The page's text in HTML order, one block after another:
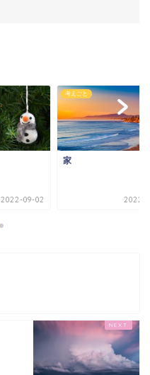
2022-09-02
考えごと
家
2022-